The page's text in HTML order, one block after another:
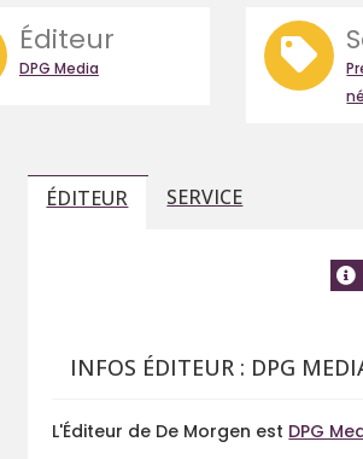
Éditeur
DPG Media
ÉDITEUR SERVICE
INFOS ÉDITEUR : DPG
L'Éditeur de De Morgen est DPG